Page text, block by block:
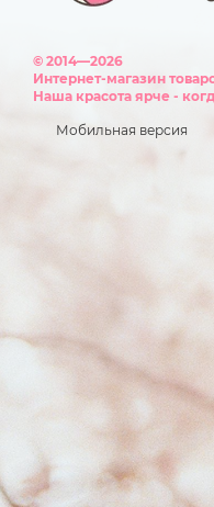
© 2014—2026
Интернет-магазин
Наша красота ярче -
Мобильная версия